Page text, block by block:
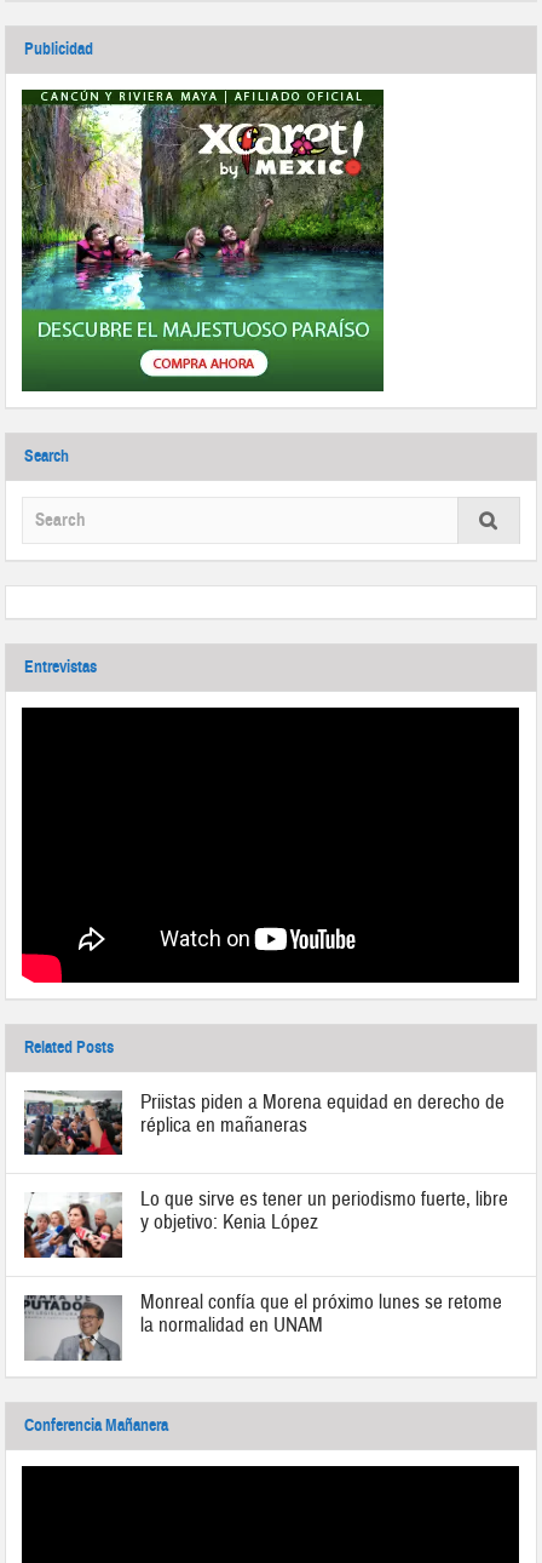
Publicidad
Search
Entrevistas
Related Posts
Priistas piden a Morena equidad en derecho de
réplica en mañaneras
Lo que sirve es tener un periodismo fuerte, libre
y objetivo: Kenia López
Monreal confía que el próximo lunes se retome
la normalidad en UNAM
Conferencia Mañanera